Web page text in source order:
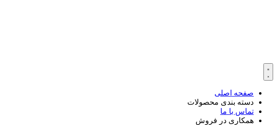
صفحه اصلی
دسته بندی محصولات
تماس با ما
همکاری در فروش